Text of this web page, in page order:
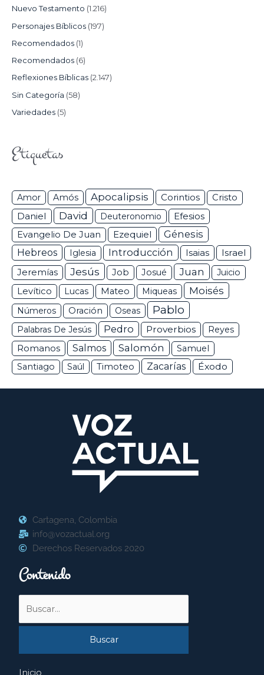
Nuevo Testamento (1.216)
Personajes Bíblicos (197)
Recomendados (1)
Recomendados (6)
Reflexiones Bíblicas (2.147)
Sin Categoría (58)
Variedades (5)
Etiquetas
Amor Amós Apocalipsis Corintios Cristo
Daniel David Deuteronomio Efesios
Evangelio De Juan Ezequiel
Génesis
Hebreos
Iglesia Introducción Isaias Israel
Jeremías Jesús Job Josué Juan
Juicio
Levítico
Lucas Mateo Miqueas Moisés
Números Oración Oseas Pablo
Palabras De Jesús Pedro Proverbios Reyes
Romanos Salmos Salomón
Samuel
Santiago
Saúl Timoteo Zacarías Éxodo
Cartagena, Colombia
info@vozactual.org
Derechos Reservados 2020
Contenido
por:
Inicio